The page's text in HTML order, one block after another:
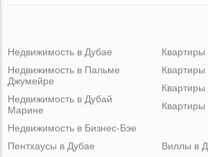
Недвижимость в Дубае
Недвижимость в Пальме
Джумейре
Недвижимость в Дубай
Марине
Недвижимость в Бизнес-Бэе
Квартиры
Квартиры
Пентхаусы в Дубае
Виллы в